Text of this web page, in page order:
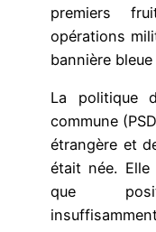
premiers
opérations
bannière
La politique
commune
étrangère et
était née.
que